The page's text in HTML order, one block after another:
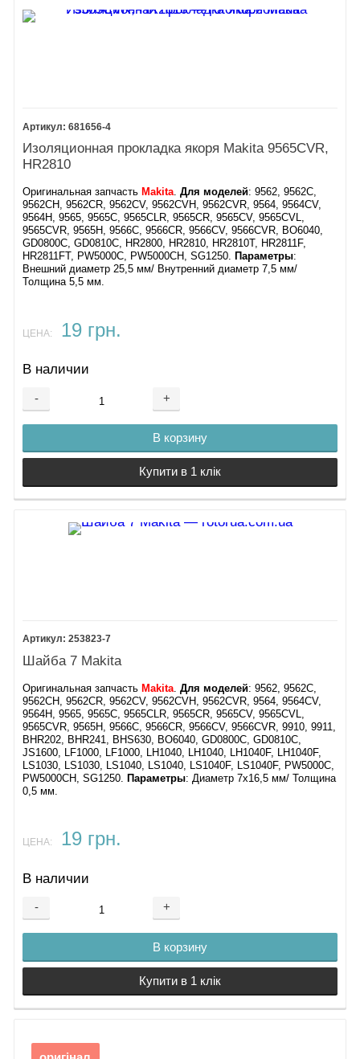
681656-4
Изоляционная прокладка якоря Makita 9565CVR,
HR2810
Оригинальная запчасть Makita .Для моделей: 9562, 9562C,
9562CH, 9562CR, 9562CV, 9562CVH, 9562CVR, 9564, 9564CV,
9564H, 9565, 9565C, 9565CLR, 9565CR, 9565CV, 9565CVL,
9565CVR, 9565H, 9566C, 9566CR, 9566CV, 9566CVR, BO6040,
GD0800C, GD0810C, HR2800, HR2810, HR2810T, HR2811F,
HR2811FT, PW5000C, PW5000CH, SG1250.
Параметры:
Внешний диаметр 25,5 мм/ Внутренний диаметр 7,5 мм/
Толщина 5,5 мм.
ЦЕНА: 19 грн.
В наличии
- +
В корзину
Купити в 1 клік
253823-7
Шайба 7 Makita
Оригинальная запчасть Makita .Для моделей: 9562, 9562C,
9562CH, 9562CR, 9562CV, 9562CVH, 9562CVR, 9564, 9564CV,
9564H, 9565, 9565C, 9565CLR, 9565CR, 9565CV, 9565CVL,
9565CVR, 9565H, 9566C, 9566CR, 9566CV, 9566CVR, 9910, 9911,
BHR202, BHR241, BHS630, BO6040, GD0800C, GD0810C,
JS1600, LF1000, LF1000, LH1040, LH1040, LH1040F, LH1040F,
LS1030, LS1030, LS1040, LS1040, LS1040F, LS1040F, PW5000C,
PW5000CH, SG1250.
Параметры: Диаметр 7х16,5 мм/ Толщина
0,5 мм.
ЦЕНА: 19 грн.
В наличии
- +
В корзину
Купити в 1 клік